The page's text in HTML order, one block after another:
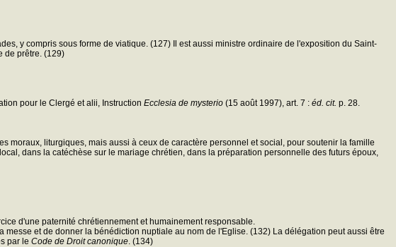
y compris sous forme de viatique. (127) Il est aussi ministre ordinaire de l'exposition du Saint-
de prêtre. (129)
pour le Clergé et alii, Instruction Ecclesia de mysterio (15 août 1997), art. 7 : éd. cit. p. 28.
liturgiques, mais aussi à ceux de caractère personnel et social, pour soutenir la famille
dans la catéchèse sur le mariage chrétien, dans la préparation personnelle des futurs époux,
d'une paternité chrétiennement et humainement responsable.
et de donner la bénédiction nuptiale au nom de l'Eglise. (132) La délégation peut aussi être
par le Code de Droit canonique. (134)